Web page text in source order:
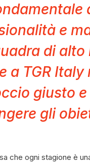
e
di
a TGR
giusto
gli
che ogni stagione è